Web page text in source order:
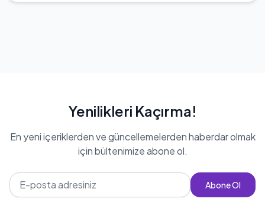
Yenilikleri Kaçırma!
En yeni içeriklerden ve güncellemelerden haberdar olmak
için bültenimize abone ol.
Abone Ol